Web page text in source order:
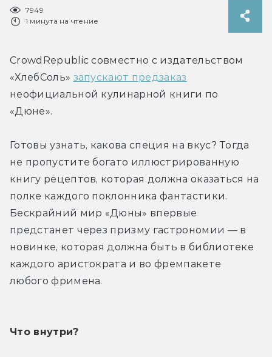
7949
1 минута на чтение
CrowdRepublic совместно с издательством
«ХлебСоль» запускают предзаказ
неофициальной кулинарной книги по
«Дюне».
Готовы узнать, какова специя на вкус? Тогда
не пропустите богато иллюстрированную
книгу рецептов, которая должна оказаться на
полке каждого поклонника фантастики.
Бескрайний мир «Дюны» впервые
предстанет через призму гастрономии — в
новинке, которая должна быть в библиотеке
каждого аристократа и во фремпакете
любого фримена.
Что внутри?